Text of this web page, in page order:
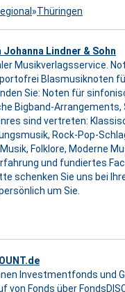
»Thüringen
Johanna Lindner & Sohn
Musikverlagsservice.
Blasmusiknoten
Sie: Noten für
Bigband-
sind vertreten:
Rock-Pop-
Folklore, Moderne
und fundiertes
schenken Sie uns bei
um Sie.
Investmentfonds und
von Fonds über